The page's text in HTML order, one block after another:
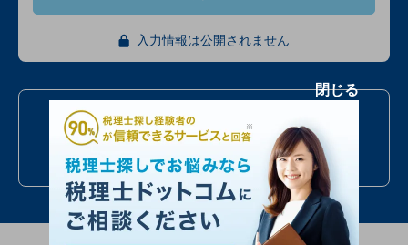
入力情報は公開されません
050 7586 6224
24時間受付 年中無休 全国対応 最短当日
閉じる